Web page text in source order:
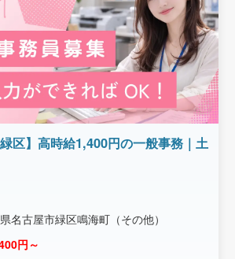
緑区】高時給1,400円の一般事務｜土
名古屋市緑区鳴海町（その他）
円～